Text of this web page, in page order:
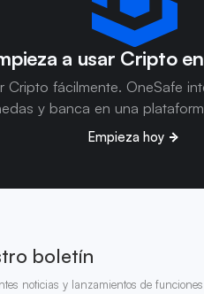
a usar Cripto
Cripto fácilmente. OneSafe
y banca en una
Empieza hoy
boletín
noticias y lanzamientos de funciones